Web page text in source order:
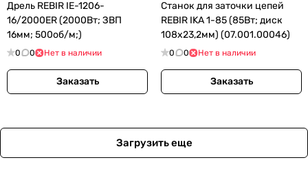
Дрель REBIR IE-1206-
16/2000ER (2000Вт; ЗВП
16мм; 500об/м;)
0 0 Нет в наличии
Заказать
Станок для заточки цепей
REBIR IKA 1-85 (85Вт; диск
108х23,2мм) (07.001.00046)
0 0 Нет в наличии
Заказать
Загрузить еще